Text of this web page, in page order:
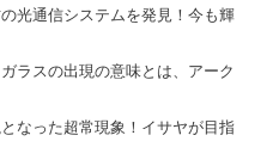
光通信システムを発見！今も輝
ラスの出現の意味とは、アーク
なった超常現象！イサヤが目指